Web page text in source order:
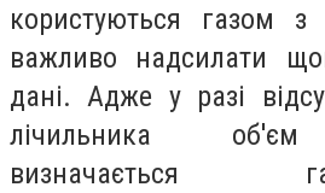
користуються газом
важливо надсилати
дані. Адже у разі
лічильника об'єм
визначається